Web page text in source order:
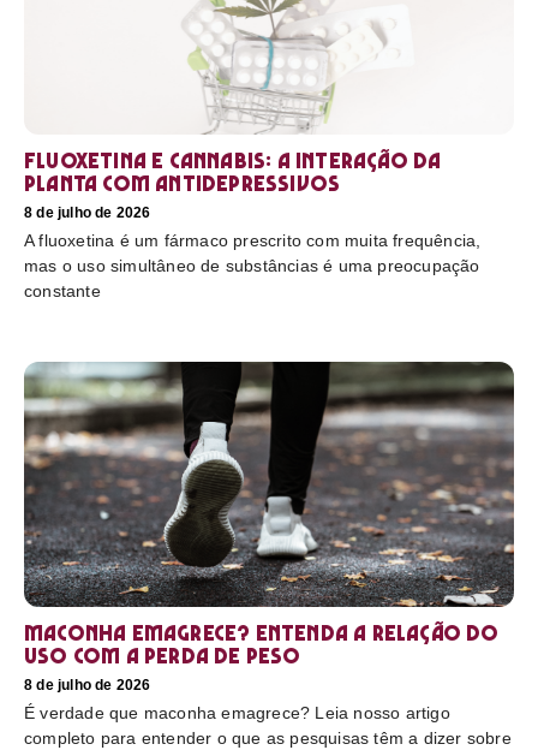
Fluoxetina e Cannabis: a interação da
planta com antidepressivos
8 de julho de 2026
A fluoxetina é um fármaco prescrito com muita frequência,
mas o uso simultâneo de substâncias é uma preocupação
constante
Maconha emagrece? Entenda a relação do
uso com a perda de peso
8 de julho de 2026
É verdade que maconha emagrece? Leia nosso artigo
completo para entender o que as pesquisas têm a dizer sobre